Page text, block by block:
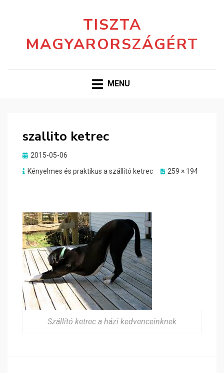
TISZTA
MAGYARORSZÁGÉRT
MENU
szallito ketrec
Posted
2015-05-06
Kényelmes és praktikus a szállító ketrec
259 × 194
Szállító ketrec a házi kedvenceinknek